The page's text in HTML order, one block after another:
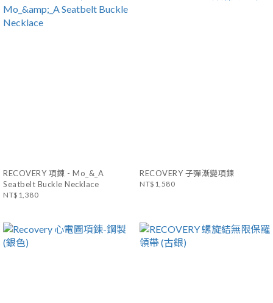
RECOVERY 項鍊 - Mo_&_A
Seatbelt Buckle Necklace
NT$1,380
RECOVERY 子彈漸變項鍊
NT$1,580